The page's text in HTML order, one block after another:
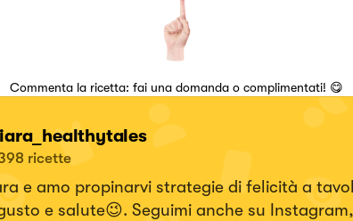
Commenta la ricetta: fai una domanda o complimentati! 😋
ricette
e amo propinarvi strategie di felicità a
e salute😉. Seguimi anche su